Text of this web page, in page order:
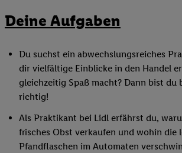
Deine Aufgaben
Du suchst ein abwechslungsreiches
dir vielfältige Einblicke in den Handel
gleichzeitig Spaß macht? Dann bist du
richtig!
Als Praktikant bei Lidl erfährst du,
frisches Obst verkaufen und wohin die
Pfandflaschen im Automaten